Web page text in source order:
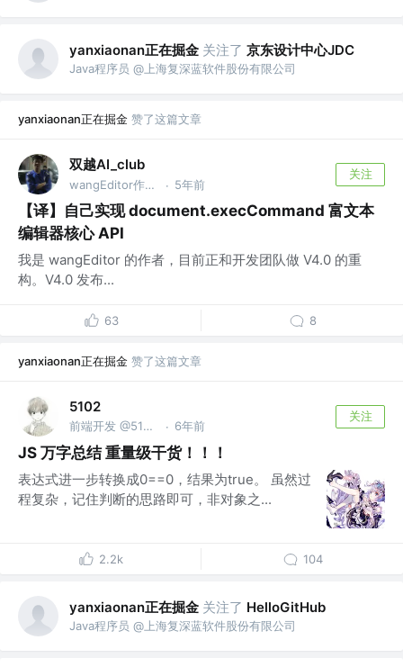
yanxiaonan正在掘金 关注了 京东设计中心JDC
Java程序员 @上海复深蓝软件股份有限公司
yanxiaonan正在掘金 赞了这篇文章
双越AI_club
wangEditor作者，慕课网讲师 · 5年前
关注
【译】自己实现 document.execCommand 富文本
编辑器核心 API
我是 wangEditor 的作者，目前正和开发团队做 V4.0 的重
构。V4.0 发布...
63 8
yanxiaonan正在掘金 赞了这篇文章
5102
前端开发 @5102 @字节跳动 · 6年前
关注
JS 万字总结 重量级干货！！！
表达式进一步转换成0==0，结果为true。 虽然过
程复杂，记住判断的思路即可，非对象之...
2.2k 104
yanxiaonan正在掘金 关注了 HelloGitHub
Java程序员 @上海复深蓝软件股份有限公司